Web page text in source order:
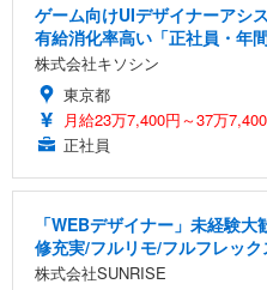
ゲーム向けUIデザイナーアシ
有給消化率高い「正社員・年
株式会社キソシン
東京都
月給23万7,400円～37万
正社員
「WEBデザイナー」未経験
修充実/フルリモ/フルフレック
株式会社SUNRISE